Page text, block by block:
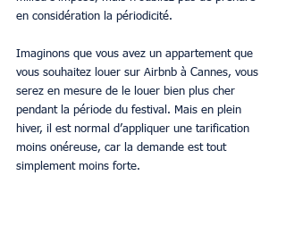
en considération la périodicité.
Imaginons que vous avez un appartement que
vous souhaitez louer sur Airbnb à Cannes, vous
serez en mesure de le louer bien plus cher
pendant la période du festival. Mais en plein
hiver, il est normal d’appliquer une tarification
moins onéreuse, car la demande est tout
simplement moins forte.